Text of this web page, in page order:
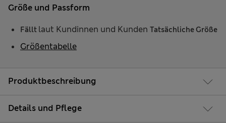
Produktbeschreibung
Details und Pflege
Größe und Passform
Fällt laut Kundinnen und Kunden Tatsächliche Größe
Größentabelle